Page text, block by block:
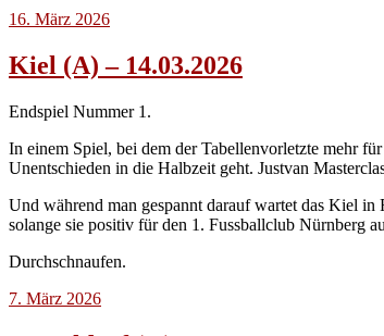
16. März 2026
Kiel (A) – 14.03.2026
Endspiel Nummer 1.
In einem Spiel, bei dem der Tabellenvorletzte mehr
Unentschieden in die Halbzeit geht. Justvan
Und während man gespannt darauf wartet das Kiel
solange sie positiv für den 1. Fussballclub Nürnberg
Durchschnaufen.
7. März 2026